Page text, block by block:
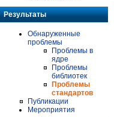
Результаты
Обнаруженные
проблемы
Проблемы в
ядре
Проблемы
библиотек
Проблемы
стандартов
Публикации
Мероприятия